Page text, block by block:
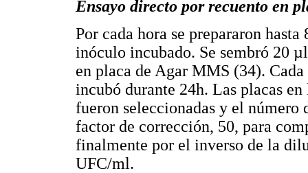
Ensayo directo por recuento en
Por cada hora se prepararon
inóculo incubado. Se sembró 20
en placa de Agar MMS (34).
incubó durante 24h. Las placas
fueron seleccionadas y el
factor de corrección, 50, para
finalmente por el inverso de la
UFC/ml.